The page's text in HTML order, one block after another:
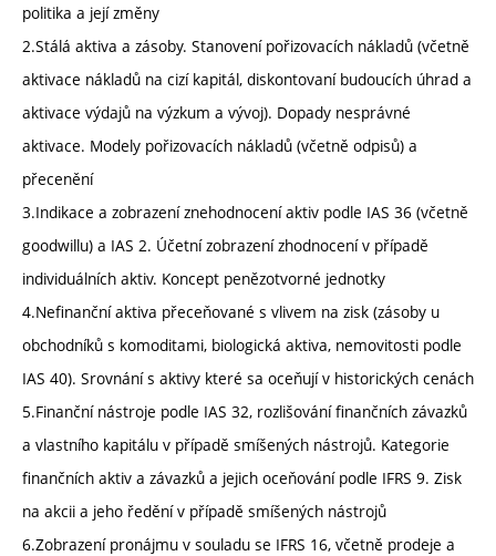
politika a její změny
2.Stálá aktiva a zásoby. Stanovení pořizovacích nákladů (včetně
aktivace nákladů na cizí kapitál, diskontovaní budoucích úhrad a
aktivace výdajů na výzkum a vývoj). Dopady nesprávné
aktivace. Modely pořizovacích nákladů (včetně odpisů) a
přecenění
3.Indikace a zobrazení znehodnocení aktiv podle IAS 36 (včetně
goodwillu) a IAS 2. Účetní zobrazení zhodnocení v případě
individuálních aktiv. Koncept penězotvorné jednotky
4.Nefinanční aktiva přeceňované s vlivem na zisk (zásoby u
obchodníků s komoditami, biologická aktiva, nemovitosti podle
IAS 40). Srovnání s aktivy které sa oceňují v historických cenách
5.Finanční nástroje podle IAS 32, rozlišování finančních závazků
a vlastního kapitálu v případě smíšených nástrojů. Kategorie
finančních aktiv a závazků a jejich oceňování podle IFRS 9. Zisk
na akcii a jeho ředění v případě smíšených nástrojů
6.Zobrazení pronájmu v souladu se IFRS 16, včetně prodeje a